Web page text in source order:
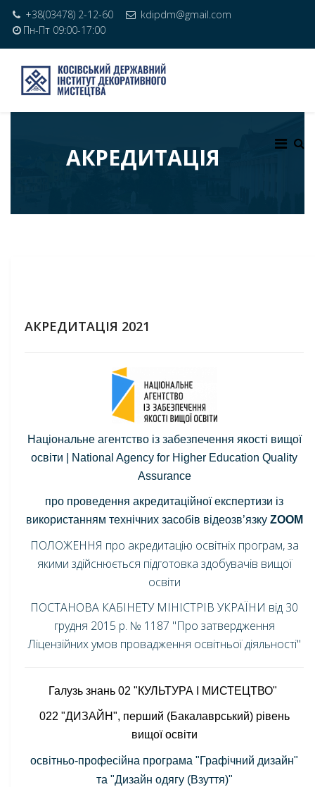
+38(03478) 2-12-60
kdipdm@gmail.com
Пн-Пт 09:00-17:00
АКРЕДИТАЦІЯ
АКРЕДИТАЦІЯ 2021
Національне агентство із забезпечення якості вищої
освіти | National Agency for Higher Education Quality
Assurance
про проведення акредитаційної експертизи із
використанням технічних засобів відеозв’язку ZOOM
ПОЛОЖЕННЯ про акредитацію освітніх програм, за
якими здійснюється підготовка здобувачів вищої
освіти
ПОСТАНОВА КАБІНЕТУ МІНІСТРІВ УКРАЇНИ від 30
грудня 2015 р. № 1187 "Про затвердження
Ліцензійних умов провадження освітньої діяльності"
Галузь знань 02 "КУЛЬТУРА І МИСТЕЦТВО"
022 "ДИЗАЙН", перший (Бакалаврський) рівень
вищої освіти
освітньо-професійна програма "Графічний дизайн"
та "Дизайн одягу (Взуття)"